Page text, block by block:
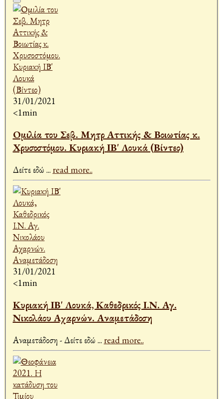
31/01/2021
<1min
Ομιλία του Σεβ. Μητρ Αττικής & Βοιωτίας κ.
Χρυσοστόμου. Κυριακή ΙΒ' Λουκά (Βίντεο)
Δείτε εδώ ... read more..
31/01/2021
<1min
Κυριακή ΙΒ' Λουκά, Καθεδρικός Ι.Ν. Αγ.
Νικολάου Αχαρνών. Αναμετάδοση
Αναμετάδοση - Δείτε εδώ ... read more..